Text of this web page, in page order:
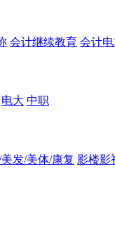
会计继续教育 会计
电大 中职
发/美体/康复 影楼影